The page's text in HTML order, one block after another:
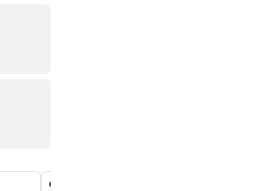
Onsen på taget med udsigt over byen